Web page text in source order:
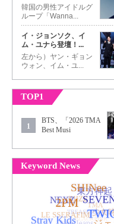
韓国の男性アイドルグ
ループ「Wanna...
イ・ジョンソク、イ
ム・ユナら登壇！ ...
左から）ヤン・ギョン
ウォン、イム・ユ...
TOP1
1
BTS、「2026 TMA
Best Musi
Keyword News